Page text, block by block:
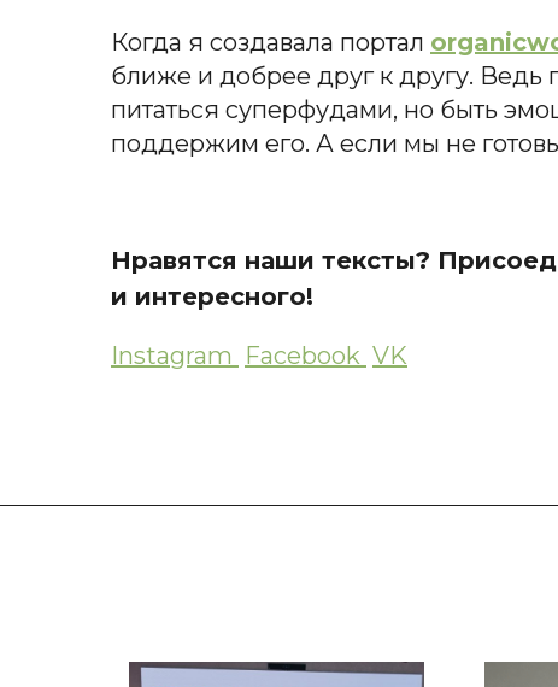
Когда я создавала портал
ближе и добрее друг к другу. Ведь
питаться суперфудами, но быть
поддержим его. А если мы не
Нравятся наши тексты?
и интересного!
Instagram Facebook VK